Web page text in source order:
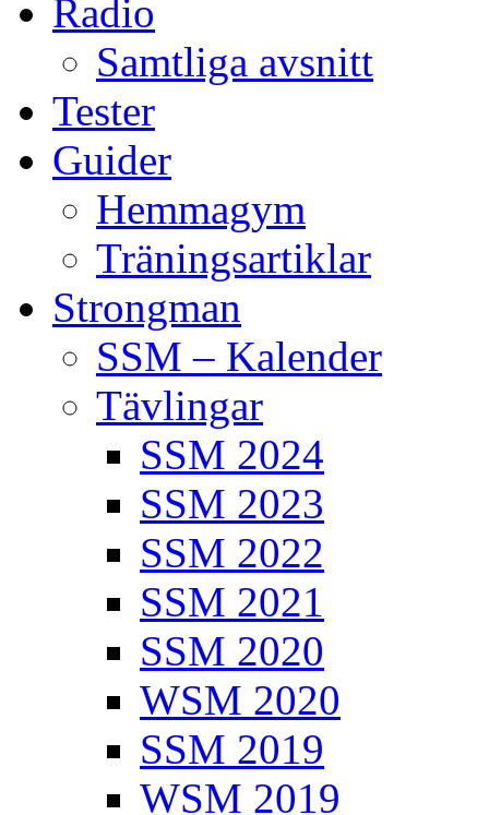
Radio
Samtliga avsnitt
Tester
Guider
Hemmagym
Träningsartiklar
Strongman
SSM – Kalender
Tävlingar
SSM 2024
SSM 2023
SSM 2022
SSM 2021
SSM 2020
WSM 2020
SSM 2019
WSM 2019